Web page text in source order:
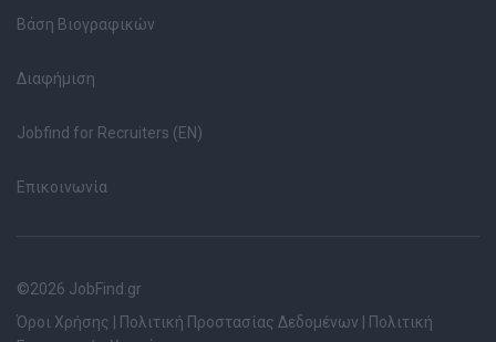
Βάση Βιογραφικών
Διαφήμιση
Jobfind for Recruiters (EN)
Επικοινωνία
©2026 JobFind.gr
Όροι Χρήσης
Πολιτική Προστασίας Δεδομένων
Πολιτική